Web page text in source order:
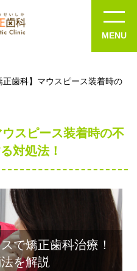
正歯科】マウスピース装着時の
ウスピース装着時の不
対処法！
で矯正歯科治療！
を解説